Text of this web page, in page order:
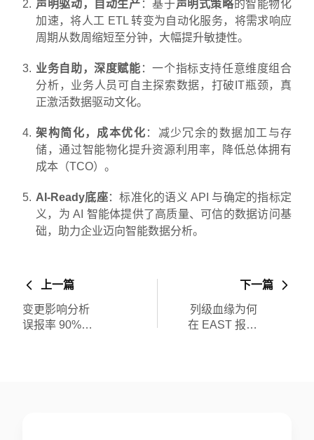
声明驱动，自动生产 ：基于声明式策略的智能物化
加速，将人工 ETL 转变为自动化服务，将需求响应
周期从数周缩短至分钟，大幅提升敏捷性。
业务自助，深度赋能 ：一个指标支持任意维度组合
分析，业务人员可自主探索数据，打破IT瓶颈，真
正激活数据驱动文化。
架构简化，成本优化 ：减少冗余的数据加工与存
储，通过智能物化提升资源利用率，降低总体拥有
成本（TCO）。
AI-Ready底座：标准化的语义 API 与确定的指标定
义，为 AI 智能体提供了高质量、可信的数据访问基
础，助力企业迈向智能数据分析。
上一篇
变更影响分析
误报率 90%？
下一篇
列级血缘为何
在 EAST 报送